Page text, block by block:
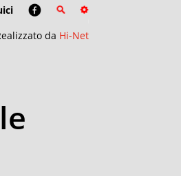
da Hi-Net